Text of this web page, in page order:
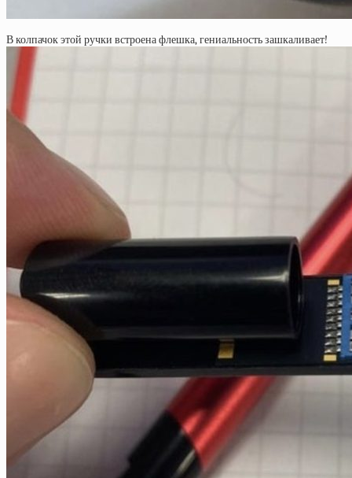
В колпачок этой ручки встроена флешка, гениальность зашкаливает!